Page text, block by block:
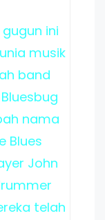
ini
musik
band
nama
Blues
John
telah